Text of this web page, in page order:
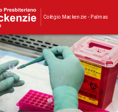
Colégio Mackenzie - Palmas